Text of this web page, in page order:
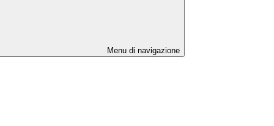
Menu di navigazione